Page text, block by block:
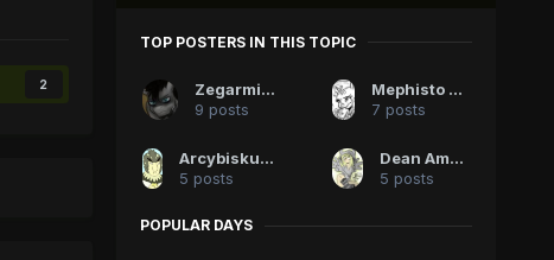
2
TOP POSTERS IN THIS TOPIC
Zegarmistrz
9 posts
Mephisto The Undying
7 posts
Arcybiskup z Canterbury
5 posts
Dean Ambrows
5 posts
POPULAR DAYS